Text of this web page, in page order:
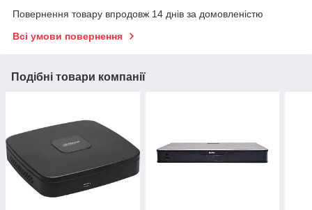
Повернення товару впродовж 14 днів за домовленістю
Всі умови повернення
Подібні товари компанії